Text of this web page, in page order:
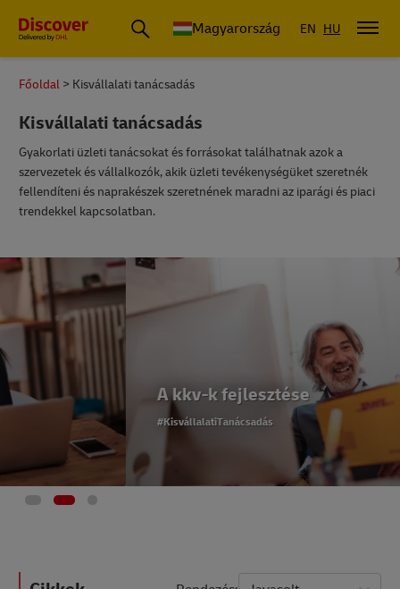
Magyarország EN HU
Főoldal Kisvállalati tanácsadás
Kisvállalati tanácsadás
Gyakorlati üzleti tanácsokat és forrásokat találhatnak azok a
szervezetek és vállalkozók, akik üzleti tevékenységüket szeretnék
fellendíteni és naprakészek szeretnének maradni az iparági és piaci
trendekkel kapcsolatban.
A kkv-k fejlesztése
#KisvállalatiTanácsadás